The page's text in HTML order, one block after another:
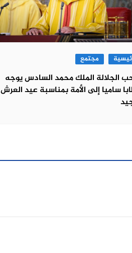
مجتمع
الجلالة الملك محمد السادس يوجه
ساميا إلى الأمة بمناسبة عيد العرش